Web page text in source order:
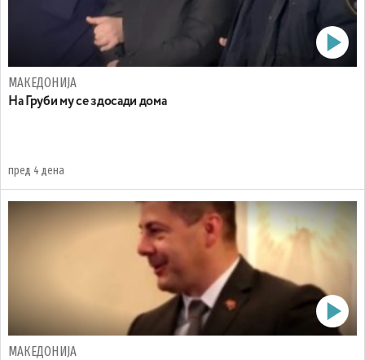
МАКЕДОНИЈА
На Груби му се здосади дома
пред 4 дена
МАКЕДОНИЈА